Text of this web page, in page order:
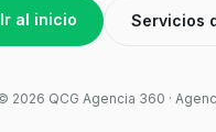
Ir al inicio Servicios
2026 QCG Agencia 360 ·